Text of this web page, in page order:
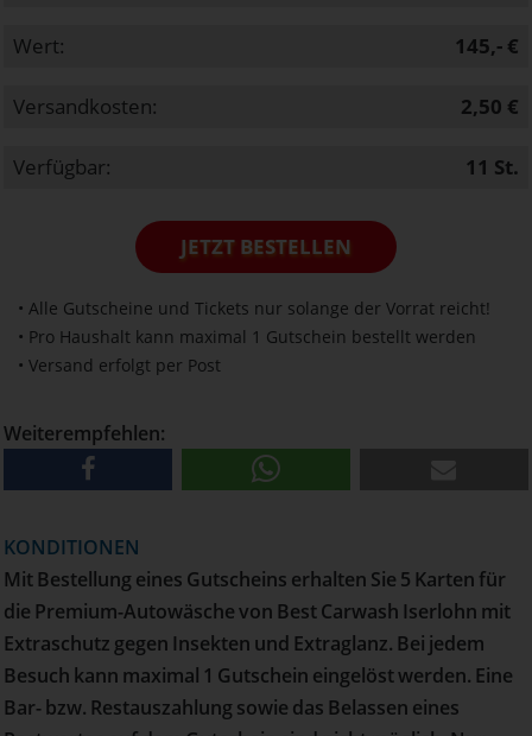
Wert: 145,- €
Versandkosten: 2,50 €
Verfügbar: 11 St.
JETZT BESTELLEN
• Alle Gutscheine und Tickets nur solange der Vorrat reicht!
• Pro Haushalt kann maximal 1 Gutschein bestellt werden
• Versand erfolgt per Post
Weiterempfehlen:
KONDITIONEN
Mit Bestellung eines Gutscheins erhalten Sie 5 Karten für
die Premium-Autowäsche von Best Carwash Iserlohn mit
Extraschutz gegen Insekten und Extraglanz. Bei jedem
Besuch kann maximal 1 Gutschein eingelöst werden. Eine
Bar- bzw. Restauszahlung sowie das Belassen eines